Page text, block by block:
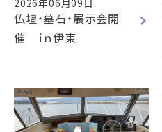
2026年06月09日
仏壇・墓石・展示会開
催 ｉｎ伊東